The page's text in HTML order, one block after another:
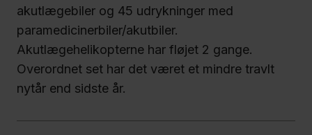
akutlægebiler og 45 udrykninger med
paramedicinerbiler/akutbiler.
Akutlægehelikopterne har fløjet 2 gange.
Overordnet set har det været et mindre travlt
nytår end sidste år.